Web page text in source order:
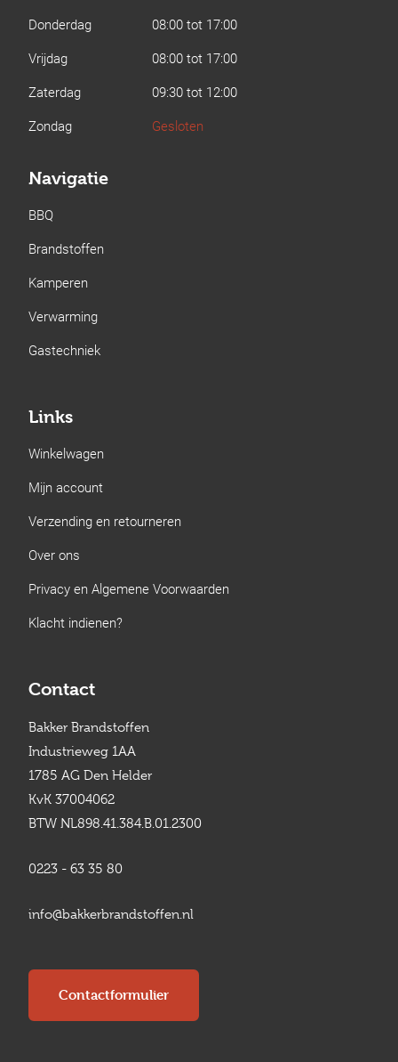
Donderdag
08:00 tot 17:00
Vrijdag
08:00 tot 17:00
Zaterdag
09:30 tot 12:00
Zondag
Gesloten
Navigatie
BBQ
Brandstoffen
Kamperen
Verwarming
Gastechniek
Links
Winkelwagen
Mijn account
Verzending en retourneren
Over ons
Privacy en Algemene Voorwaarden
Klacht indienen?
Contact
Bakker Brandstoffen
Industrieweg 1AA
1785 AG Den Helder
KvK 37004062
BTW NL898.41.384.B.01.2300
0223 - 63 35 80
info@bakkerbrandstoffen.nl
Contactformulier